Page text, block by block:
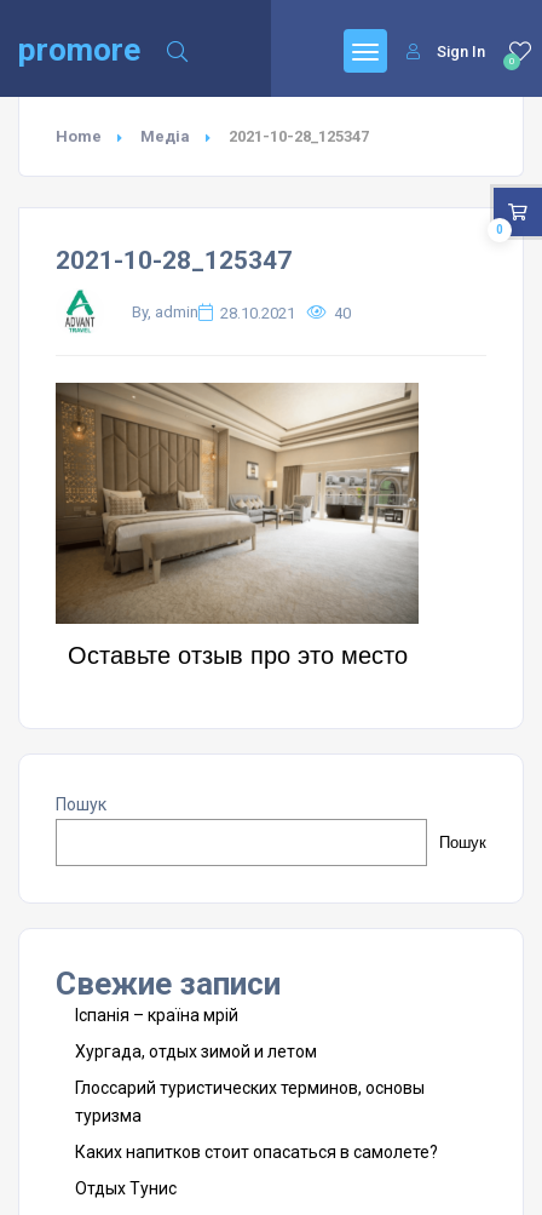
promore 0
Sign In
Home Медіа 2021-10-28_125347
2021-10-28_125347
By, admin 28.10.2021 40
Оставьте отзыв про это место
Пошук
Пошук
Свежие записи
Іспанія – країна мрій
Хургада, отдых зимой и летом
Глоссарий туристических терминов, основы
туризма
Каких напитков стоит опасаться в самолете?
Отдых Тунис
0